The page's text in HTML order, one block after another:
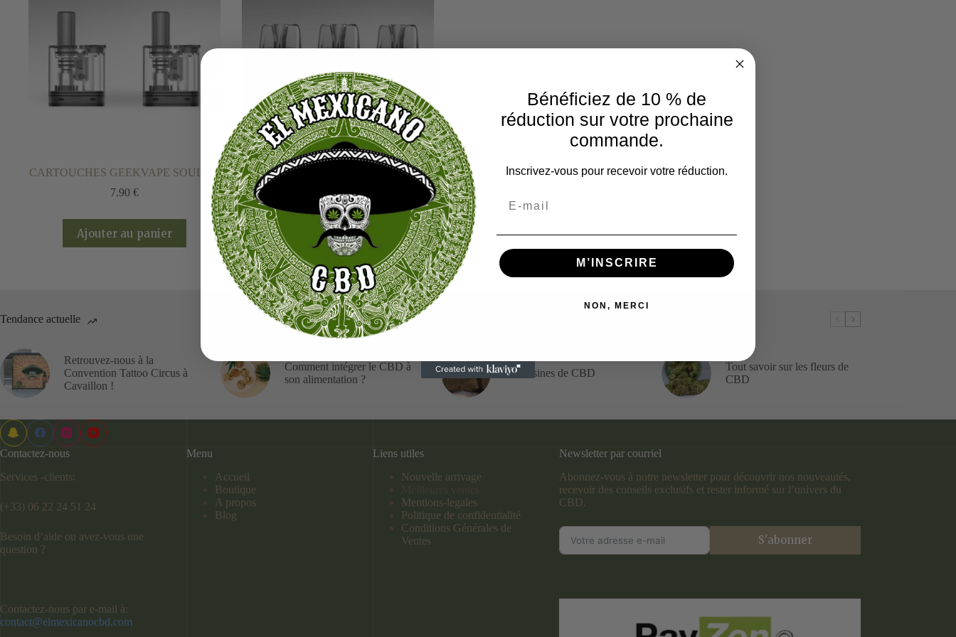
CARTOUCHES GEEKVAPE SOUL X2
7.90 €
Ajouter au panier
CARTOUCHES / Pods pour INNOKIN
9.90€
Ajouter au panier
Tendance actuelle
Retrouvez-nous à la
Convention Tattoo Circus à
Cavaillon !
Comment intégrer le CBD à
son alimentation ?
Les résines de CBD
Tout savoir sur les fleurs de
CBD
Contactez-nous
Services -clients:
(+33) 06 22 24 51 24
Besoin d’aide ou avez-vous une
question ?
Contactez-nous par e-mail à:
contact@elmexicanocbd.com
Menu
Accueil
Boutique
A propos
Blog
Liens utiles
Nouvelle arrivage
Mentions-legales
Politique de confidentialité
Conditions Générales de
Ventes
Newsletter par courriel
Abonnez-vous à notre newsletter pour découvrir nos nouveautés,
recevoir des conseils exclusifs et rester informé sur l’univers du
CBD.
S'abonner
Bénéficiez de 10 % de
réduction sur votre prochaine
commande.
Inscrivez-vous pour recevoir votre réduction.
M’INSCRIRE
NON, MERCI